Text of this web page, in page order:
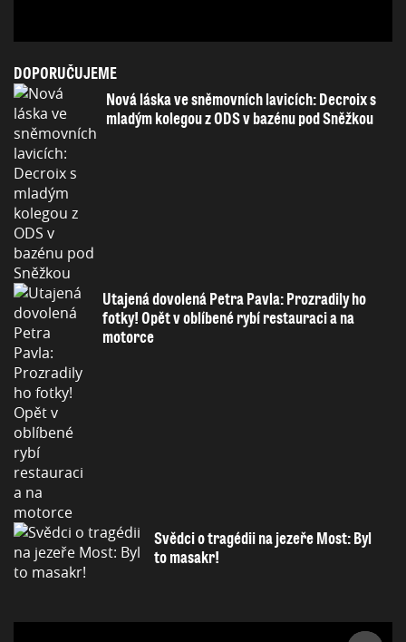
DOPORUČUJEME
Nová láska ve sněmovních lavicích: Decroix s
mladým kolegou z ODS v bazénu pod Sněžkou
Utajená dovolená Petra Pavla: Prozradily ho
fotky! Opět v oblíbené rybí restauraci a na
motorce
Svědci o tragédii na jezeře Most: Byl
to masakr!